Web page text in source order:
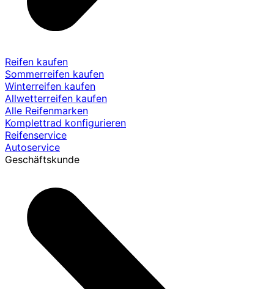
Reifen kaufen
Sommerreifen kaufen
Winterreifen kaufen
Allwetterreifen kaufen
Alle Reifenmarken
Komplettrad konfigurieren
Reifenservice
Autoservice
Geschäftskunde